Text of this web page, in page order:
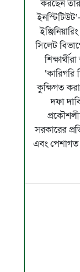
করছেন
সিলেট
কুক্ষিগত
দফা
সরকারের
এবং পেশাগত